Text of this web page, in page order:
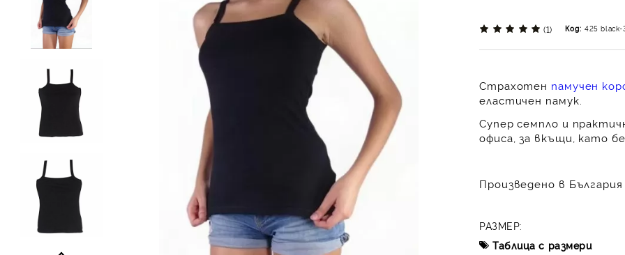
(1) Код: 425 black-
Страхотен памучен
еластичен памук.
Супер семпло и
офиса, за вкъщи, като
Произведено в
РАЗМЕР:
Таблица с размери